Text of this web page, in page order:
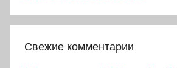
Свежие комментарии